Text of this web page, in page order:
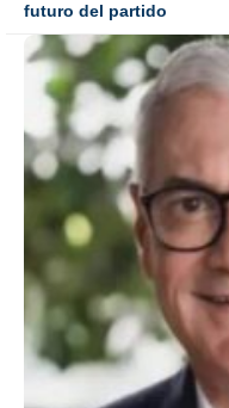
futuro del partido